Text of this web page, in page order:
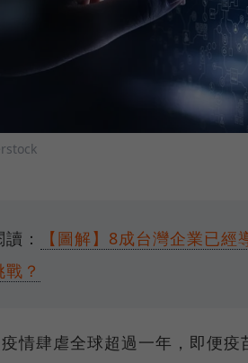
：
【圖解】8成台灣企業已
？
情肆虐全球超過一年，即便